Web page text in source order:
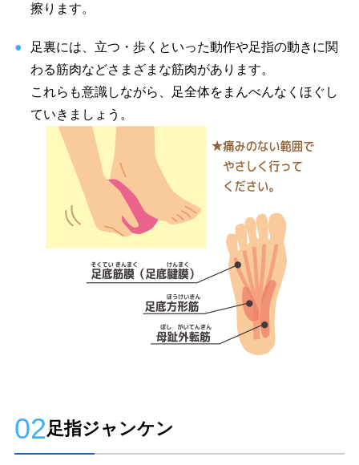
擦ります。
足裏には、立つ・歩くといった動作や足指の動きに関
わる筋肉などさまざまな筋肉があります。
これらも意識しながら、足全体をまんべんなくほぐし
ていきましょう。
02足指ジャンケン